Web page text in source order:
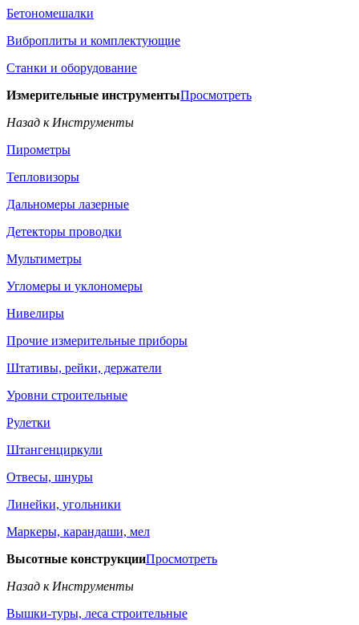
Бетономешалки
Виброплиты и комплектующие
Станки и оборудование
Измерительные инструментыПросмотреть
Назад к Инструменты
Пирометры
Тепловизоры
Дальномеры лазерные
Детекторы проводки
Мультиметры
Угломеры и уклономеры
Нивелиры
Прочие измерительные приборы
Штативы, рейки, держатели
Уровни строительные
Рулетки
Штангенциркули
Отвесы, шнуры
Линейки, угольники
Маркеры, карандаши, мел
Высотные конструкцииПросмотреть
Назад к Инструменты
Вышки-туры, леса строительные